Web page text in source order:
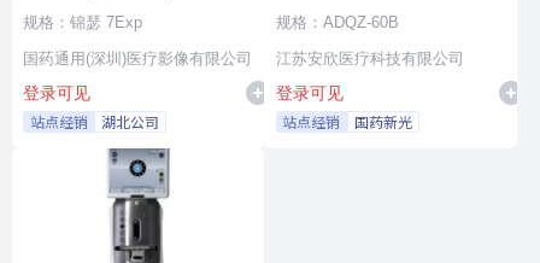
规格：锦瑟 7Exp
国药通用(深圳)医疗影像有限公司
登录可见
站点经销 湖北公司
器及组件
规格：ADQZ-60B
江苏安欣医疗科技有限公司
登录可见
站点经销 国药新光